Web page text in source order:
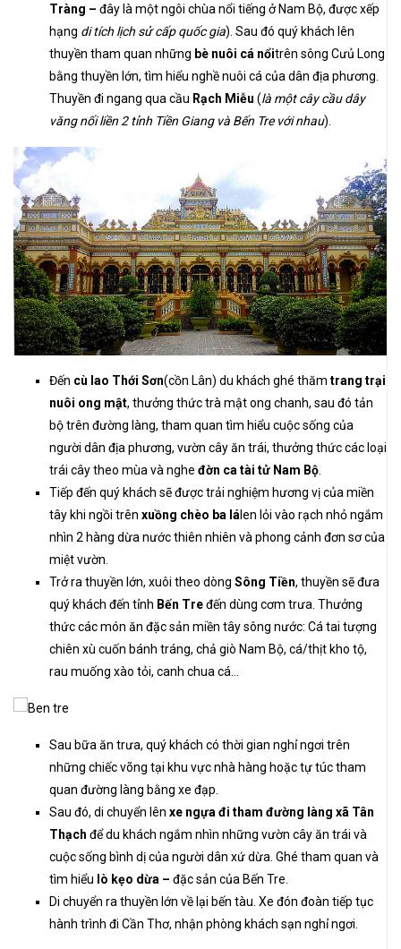
Tràng – đây là một ngôi chùa nổi tiếng ở Nam Bộ, được xếp
hạng di tích lịch sử cấp quốc gia). Sau đó quý khách lên
thuyền tham quan những bè nuôi cá nổitrên sông Cưủ Long
bằng thuyền lớn, tìm hiểu nghề nuôi cá của dân địa phương.
Thuyền đi ngang qua cầu Rạch Miễu (là một cây cầu dây
văng nối liền 2 tỉnh Tiền Giang và Bến Tre với nhau).
Đến cù lao Thới Sơn(cồn Lân) du khách ghé thăm trang trại
nuôi ong mật, thưởng thức trà mật ong chanh, sau đó tản
bộ trên đường làng, tham quan tìm hiểu cuộc sống của
người dân địa phương, vườn cây ăn trái, thưởng thức các loại
trái cây theo mùa và nghe đờn ca tài tử Nam Bộ.
Tiếp đến quý khách sẽ được trải nghiệm hương vị của miền
tây khi ngồi trên xuồng chèo ba lálen lỏi vào rạch nhỏ ngắm
nhìn 2 hàng dừa nước thiên nhiên và phong cảnh đơn sơ của
miệt vườn.
Trở ra thuyền lớn, xuôi theo dòng Sông Tiền, thuyền sẽ đưa
quý khách đến tỉnh Bến Tređến dùng cơm trưa. Thưởng
thức các món ăn đặc sản miền tây sông nước: Cá tai tượng
chiên xù cuốn bánh tráng, chả giò Nam Bộ, cá/thịt kho tộ,
rau muống xào tỏi, canh chua cá…
Sau bữa ăn trưa, quý khách có thời gian nghỉ ngơi trên
những chiếc võng tại khu vực nhà hàng hoặc tự túc tham
quan đường làng bằng xe đạp.
Sau đó, di chuyển lên xe ngựa đi tham đường làng xã Tân
Thạch để du khách ngắm nhìn những vườn cây ăn trái và
cuộc sống bình dị của người dân xứ dừa. Ghé tham quan và
tìm hiểu lò kẹo dừa – đặc sản của Bến Tre.
Di chuyển ra thuyền lớn về lại bến tàu. Xe đón đoàn tiếp tục
hành trình đi Cần Thơ, nhận phòng khách sạn nghỉ ngơi.